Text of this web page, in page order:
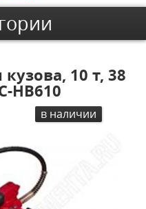
10 т, 38
HB610
в наличии